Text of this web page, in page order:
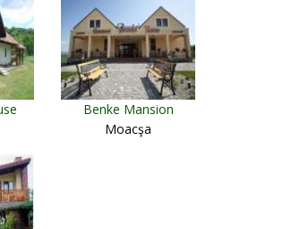
Benke Mansion
Moacşa